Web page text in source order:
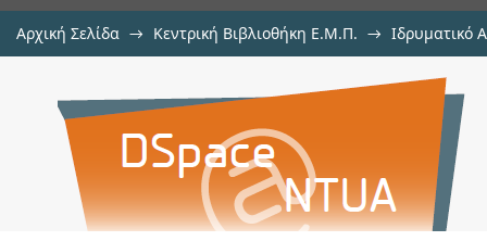
Αρχική Σελίδα → Κεντρική Βιβλιοθήκη Ε.Μ.Π. → Ιδρυματικό
Pressure dependence of Raman-